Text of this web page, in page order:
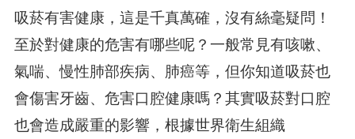
吸菸有害健康，這是千真萬確，沒有絲毫疑問！
至於對健康的危害有哪些呢？一般常見有咳嗽、
氣喘、慢性肺部疾病、肺癌等，但你知道吸菸也
會傷害牙齒、危害口腔健康嗎？其實吸菸對口腔
也會造成嚴重的影響，根據世界衛生組織